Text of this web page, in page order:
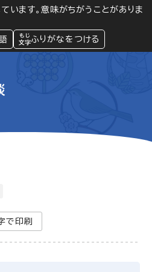
います。意味がちがうことがありま
ふりがなをつける
閲覧支援
緊急情報
で印刷